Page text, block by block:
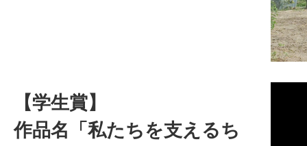
【学生賞】
作品名「私たちを支えるち